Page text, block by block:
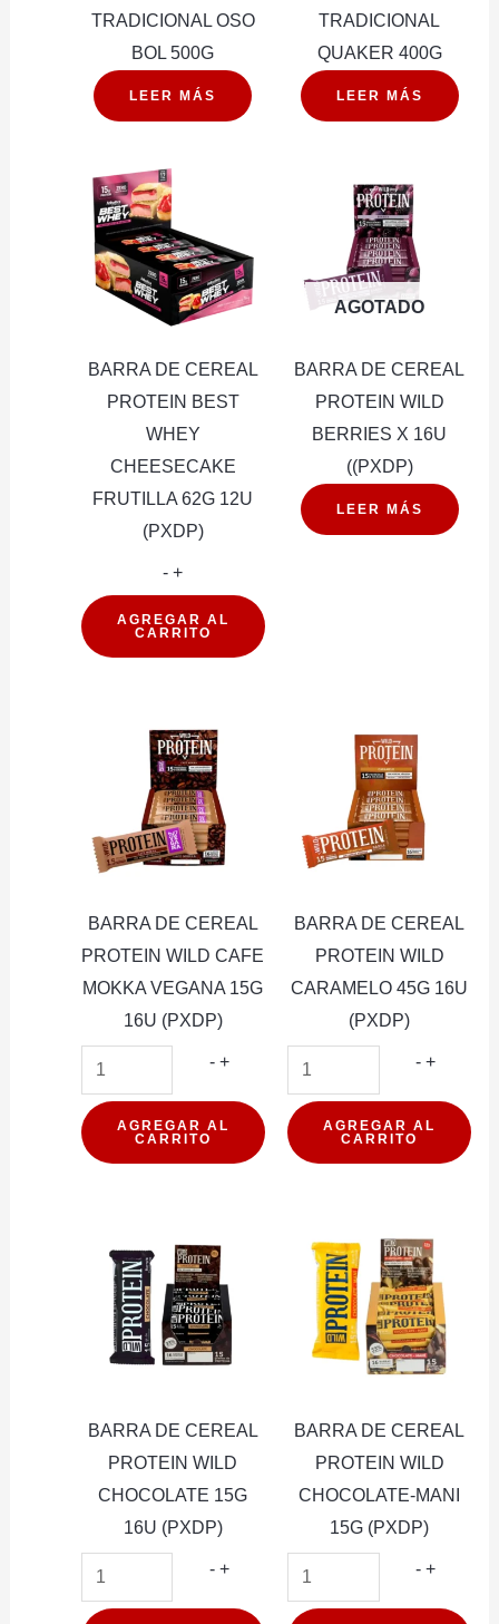
TRADICIONAL OSO
BOL 500G
LEER MÁS
TRADICIONAL
QUAKER 400G
LEER MÁS
BARRA DE CEREAL
PROTEIN BEST
WHEY
CHEESECAKE
FRUTILLA 62G 12U
(PXDP)
- BARRA
CEREAL
WHEY
CHEESECAKE
FRUTILLA
62G
12U
cantidad
+
AGREGAR AL
CARRITO
AGOTADO
BARRA DE CEREAL
PROTEIN WILD
BERRIES X 16U
((PXDP)
LEER MÁS
BARRA DE CEREAL
PROTEIN WILD CAFE
MOKKA VEGANA 15G
16U (PXDP)
- BARRA
CEREAL
PROTEIN
MOKKA
VEGANA
15G
16U
+
AGREGAR AL
CARRITO
BARRA DE CEREAL
PROTEIN WILD
CARAMELO 45G 16U
(PXDP)
- BARRA
CEREAL
45G
16U
(PXDP)
cantidad
+
AGREGAR AL
CARRITO
BARRA DE CEREAL
PROTEIN WILD
CHOCOLATE 15G
16U (PXDP)
- BARRA
+
BARRA DE CEREAL
PROTEIN WILD
CHOCOLATE-MANI
15G (PXDP)
- BARRA
+